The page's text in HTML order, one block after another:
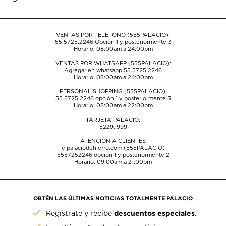
envío.envío.envío.envío.envío.
VENTAS POR TELÉFONO (555PALACIO):
55.5725.2246Opción 1 y posteriormente 3
Horario: 08:00am a 24:00pm
VENTAS POR WHATSAPP (555PALACIO):
Agregar en whatsapp 55.5725.2246
Horario: 08:00am a 24:00pm
PERSONAL SHOPPING (555PALACIO):
55.5725.2246opción 1 y posteriormente 3
Horario: 08:00am a 22:00pm
TARJETA PALACIO:
5229.1999
ATENCIÓN A CLIENTES
elpalaciodehierro.com (555PALACIO)
5557252246opción 1 y posteriormente 2
Horario: 09:00am a 21:00pm
OBTÉN LAS ÚLTIMAS NOTICIAS TOTALMENTE PALACIO
Regístrate y recibedescuentos especiales.